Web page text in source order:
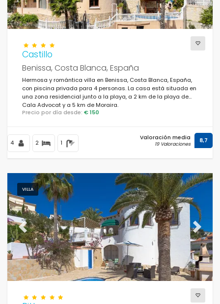
Castillo
Benissa, Costa Blanca, España
Hermosa y romántica villa en Benissa, Costa Blanca, España,
con piscina privada para 4 personas. La casa está situada en
una zona residencial junto a la playa, a 2 km de la playa de
Cala Advocat y a 5 km de Moraira.
Precio por día desde: € 150
4 2 1
Valoración media
19 Valoraciones 8,7
VILLA
Previous Next